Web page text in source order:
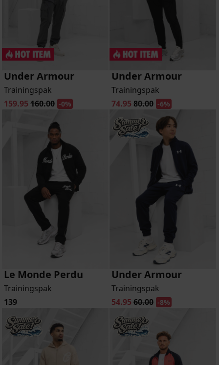
Under Armour
Trainingspak
159.95 160.00 -0%
Under Armour
Trainingspak
74.95 80.00 -6%
Le Monde Perdu
Trainingspak
139
Under Armour
Trainingspak
54.95 60.00 -8%